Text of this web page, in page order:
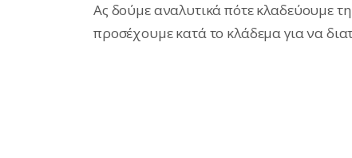
Ας δούμε αναλυτικά πότε κλαδεύουμε
προσέχουμε κατά το κλάδεμα για να